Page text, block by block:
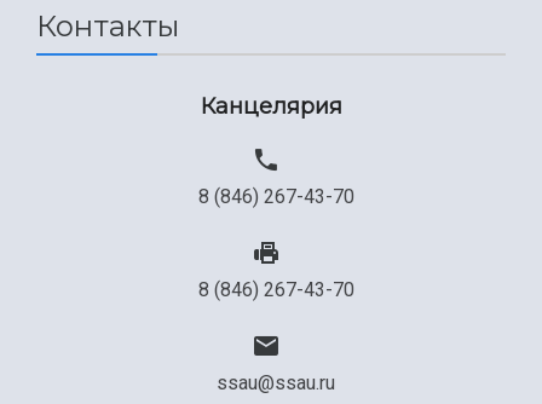
Сведения об образовательной организации
Официальные документы
Контакты
Канцелярия
8 (846) 267-43-70
8 (846) 267-43-70
ssau@ssau.ru